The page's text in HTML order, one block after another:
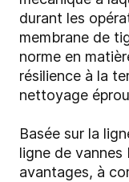
durant les
membrane de
norme en
résilience à la
nettoyage
Basée sur la
ligne de
avantages, à